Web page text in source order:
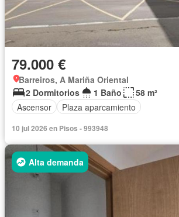
79.000 €
Barreiros, A Mariña Oriental
2 Dormitorios
1 Baño
58 m²
Ascensor
Plaza aparcamiento
10 jul 2026 en Pisos - 993948
Alta demanda